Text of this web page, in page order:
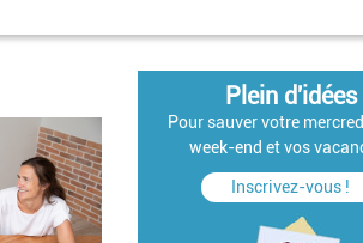
Plein d'idées
Pour sauver votre
week-end et vos
Inscrivez-vous !